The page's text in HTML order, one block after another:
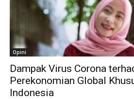
Opini
Dampak Virus Corona
Perekonomian Global
Indonesia